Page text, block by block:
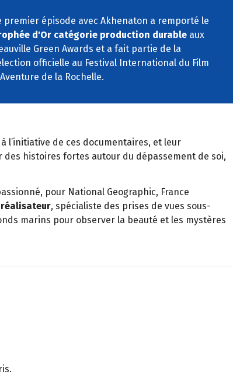
premier épisode avec Akhenaton a remporté le
d'Or catégorie production durableaux
Green Awards et a fait partie de la
officielle au Festival International du Film
de la Rochelle.
à l’initiative de ces documentaires, et leur
des histoires fortes autour du dépassement de soi,
pour National Geographic, France
réalisateur, spécialiste des prises de vues sous-
marins pour observer la beauté et les mystères